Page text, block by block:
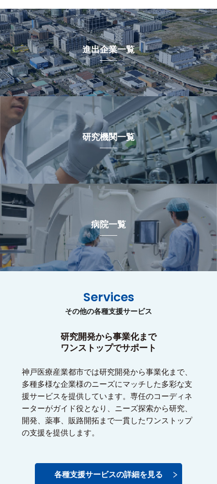
進出企業一覧
研究機関一覧
病院一覧
Services
その他の各種支援サービス
研究開発から事業化まで
ワンストップでサポート
神戸医療産業都市では研究開発から事業化まで、
多種多様な企業様のニーズにマッチした多彩な支
援サービスを提供しています。専任のコーディネ
ーターがガイド役となり、ニーズ探索から研究、
開発、薬事、販路開拓まで一貫したワンストップ
の支援を提供します。
各種支援サービスの詳細を見る